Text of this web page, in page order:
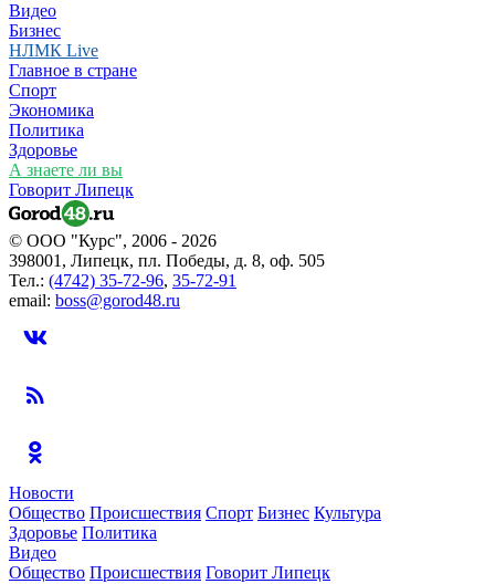
Видео
Бизнес
НЛМК Live
Главное в стране
Спорт
Экономика
Политика
Здоровье
А знаете ли вы
Говорит Липецк
© ООО "Курс", 2006 - 2026
398001, Липецк, пл. Победы, д. 8, оф. 505
Тел.: (4742) 35-72-96, 35-72-91
email: boss@gorod48.ru
Новости
Общество Происшествия Спорт Бизнес Культура
Здоровье Политика
Видео
Общество Происшествия Говорит Липецк